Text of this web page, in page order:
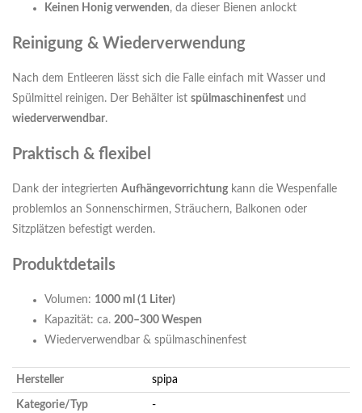
Keinen Honig verwenden, da dieser Bienen anlockt
Reinigung & Wiederverwendung
Nach dem Entleeren lässt sich die Falle einfach mit Wasser und
Spülmittel reinigen. Der Behälter ist spülmaschinenfest und
wiederverwendbar.
Praktisch & flexibel
Dank der integrierten Aufhängevorrichtung kann die Wespenfalle
problemlos an Sonnenschirmen, Sträuchern, Balkonen oder
Sitzplätzen befestigt werden.
Produktdetails
Volumen: 1000 ml (1 Liter)
Kapazität: ca. 200–300 Wespen
Wiederverwendbar & spülmaschinenfest
Hersteller spipa
Kategorie/Typ -